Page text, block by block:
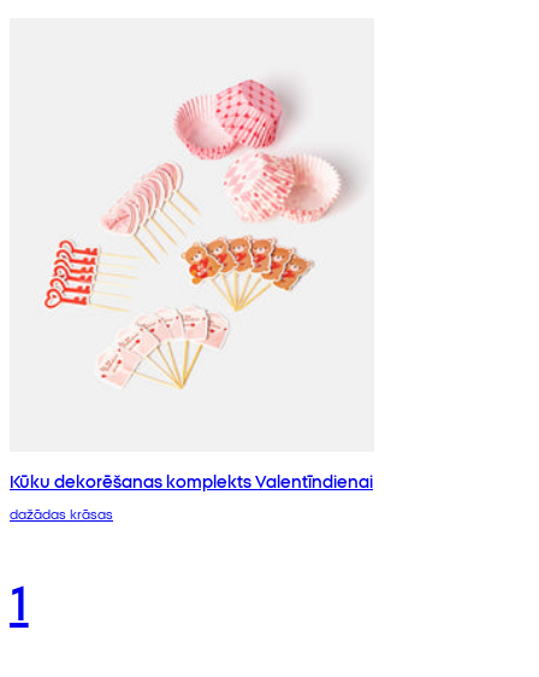
Kūku dekorēšanas komplekts Valentīndienai
dažādas krāsas
1